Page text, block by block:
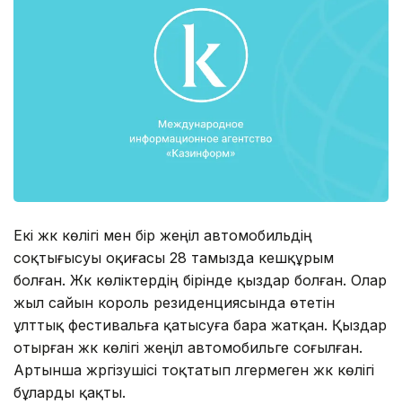
Екі жүк көлігі мен бір жеңіл автомобильдің
соқтығысуы оқиғасы 28 тамызда кешқұрым
болған. Жүк көліктердің бірінде қыздар болған. Олар
жыл сайын король резиденциясында өтетін
ұлттық фестивальға қатысуға бара жатқан. Қыздар
отырған жүк көлігі жеңіл автомобильге соғылған.
Артынша жүргізушісі тоқтатып үлгермеген жүк көлігі
бұларды қақты.